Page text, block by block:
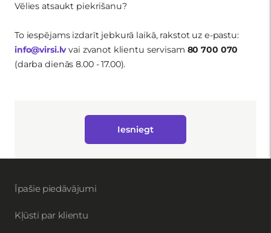
Vēlies atsaukt piekrišanu?
To iespējams izdarīt jebkurā laikā, rakstot uz e-pastu:
info@virsi.lvvai zvanot klientu servisam 80 700 070
(darba dienās 8.00 - 17.00).
Iesniegt
Īpašie piedāvājumi
Kļūsti par klientu